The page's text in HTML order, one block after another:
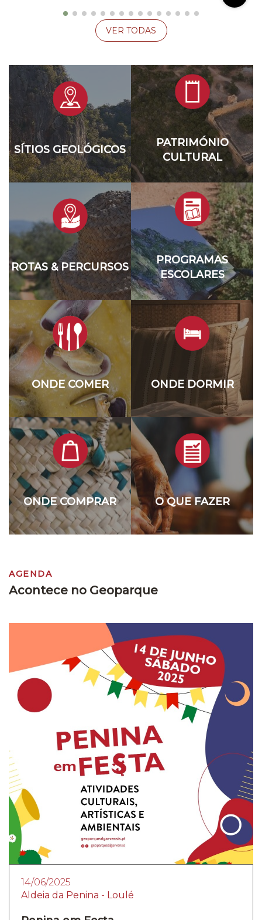
VER TODAS
SÍTIOS GEOLÓGICOS
PATRIMÓNIO
CULTURAL
ROTAS & PERCURSOS
PROGRAMAS
ESCOLARES
ONDE COMER ONDE DORMIR
ONDE COMPRAR O QUE FAZER
AGENDA
Acontece no Geoparque
14/06/2025
Aldeia da Penina - Loulé